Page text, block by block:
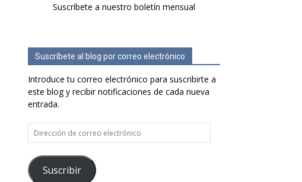
Suscríbete a nuestro boletín mensual
Suscríbete al blog por correo electrónico
Introduce tu correo electrónico para suscribirte a
este blog y recibir notificaciones de cada nueva
entrada.
Dirección
de
correo
electrónico
Suscribir